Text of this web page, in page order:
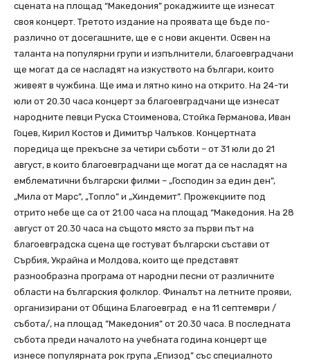
сцената на площад “Македония” рокаджиите ще изнесат
своя концерт. Третото издание на проявата ще бъде по-
различно от досегашните, ще е с нови акценти. Освен на
таланта на популярни групи и изпълнители, благоевградчани
ще могат да се насладят на изкуството на българи, които
живеят в чужбина. Ще има и лятно кино на открито. На 24-ти
юли от 20.30 часа концерт за благоевградчани ще изнесат
народните певци Руска Стоименова, Стойка Германова, Иван
Гоцев, Кирил Костов и Димитър Чалъков. Концертната
поредица ще прекъсне за четири съботи – от 31 юли до 21
август, в които благоевградчани ще могат да се насладят на
емблематични български филми – „Господин за един ден”,
„Мила от Марс”, „Топло” и „Хиндемит”. Прожекциите под
отрито небе ще са от 21.00 часа на площад “Македония. На 28
август от 20.30 часа на същото място за първи път на
благоевградска сцена ще гостуват български състави от
Сърбия, Украйна и Молдова, които ще представят
разнообразна програма от народни песни от различните
области на българския фолклор. Финалът на летните прояви,
организирани от Община Благоевград е на 11 септември /
събота/, на площад ”Македония” от 20.30 часа. В последната
събота преди началото на учебната година концерт ще
изнесе популярната рок група „Епизод” със специалното